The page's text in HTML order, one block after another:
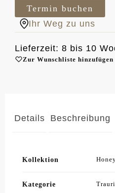
Termin buchen
Ihr Weg zu uns
Lieferzeit: 8 bis 10
Zur Wunschliste hinzufügen
Details Beschreibung
Kollektion
Kategorie